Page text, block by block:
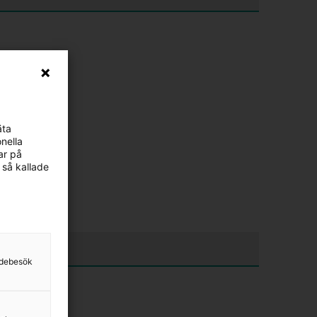
på
kallade